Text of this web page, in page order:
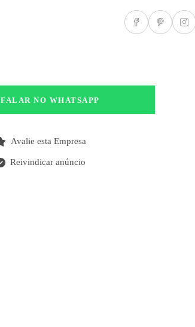
FALAR NO WHATSAPP
Avalie esta Empresa
Reivindicar anúncio